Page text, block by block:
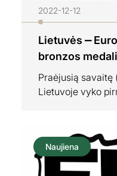
2022-12-12
Lietuvės ⎼
bronzos
Praėjusią savaitę
Lietuvoje vyko
2022/EUIC
dalyvavimas
sėkmingiausias
Naujiena